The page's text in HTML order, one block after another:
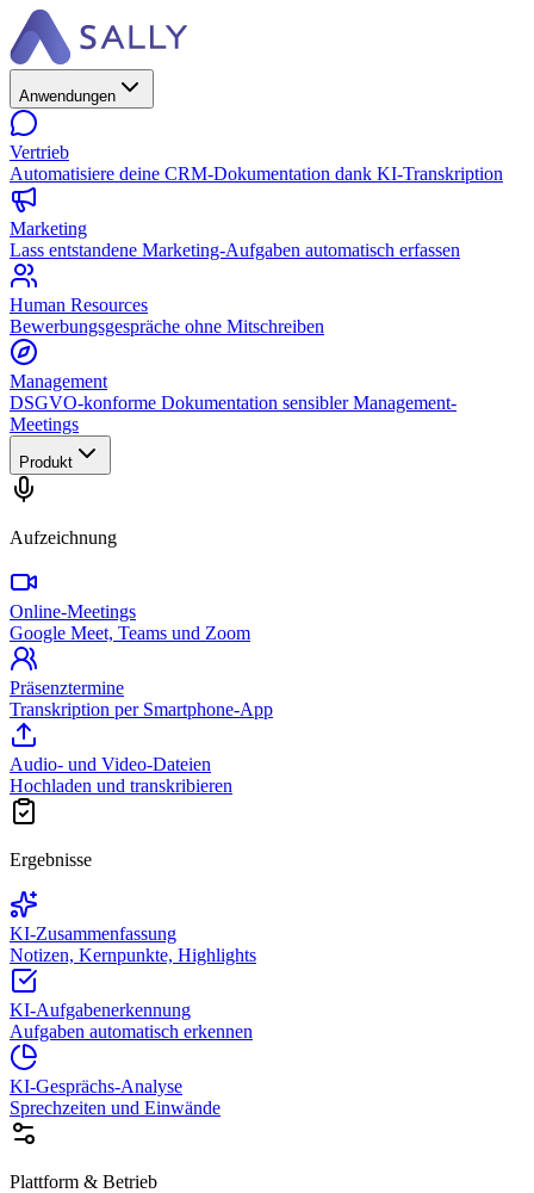
Anwendungen
Vertrieb
Automatisiere deine CRM-Dokumentation dank KI-Transkription
Marketing
Lass entstandene Marketing-Aufgaben automatisch erfassen
Human Resources
Bewerbungsgespräche ohne Mitschreiben
Management
DSGVO-konforme Dokumentation sensibler Management-
Meetings
Produkt
Aufzeichnung
Online-Meetings
Google Meet, Teams und Zoom
Präsenztermine
Transkription per Smartphone-App
Audio- und Video-Dateien
Hochladen und transkribieren
Ergebnisse
KI-Zusammenfassung
Notizen, Kernpunkte, Highlights
KI-Aufgabenerkennung
Aufgaben automatisch erkennen
KI-Gesprächs-Analyse
Sprechzeiten und Einwände
Plattform & Betrieb